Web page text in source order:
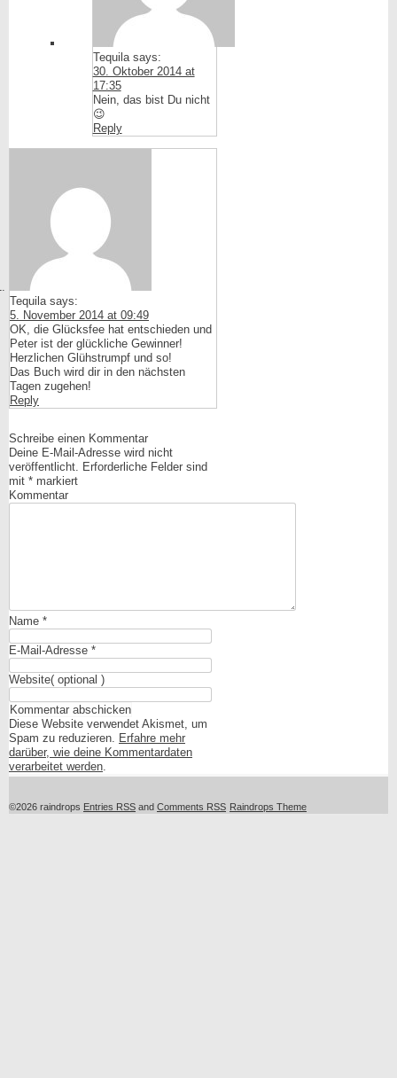
Tequila says:
30. Oktober 2014 at
17:35
Nein, das bist Du nicht
😉
Reply
Tequila says:
5. November 2014 at 09:49
OK, die Glücksfee hat entschieden und
Peter ist der glückliche Gewinner!
Herzlichen Glühstrumpf und so!
Das Buch wird dir in den nächsten
Tagen zugehen!
Reply
Schreibe einen Kommentar
Deine E-Mail-Adresse wird nicht
veröffentlicht. Erforderliche Felder sind
mit * markiert
Kommentar
Name *
E-Mail-Adresse *
Website( optional )
Diese Website verwendet Akismet, um
Spam zu reduzieren. Erfahre mehr
darüber, wie deine Kommentardaten
verarbeitet werden
©2026 raindrops Entries RSS and Comments RSS Raindrops Theme